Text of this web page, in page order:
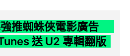
推蜘蛛俠電影廣告
送 U2 專輯翻版